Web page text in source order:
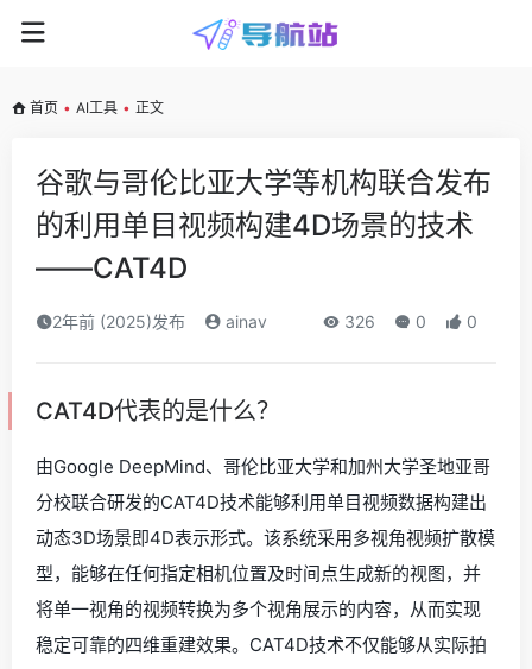
首页 • AI工具 • 正文
谷歌与哥伦比亚大学等机构联合发布
的利用单目视频构建4D场景的技术
——CAT4D
2年前 (2025)发布 ainav 326 0 0
CAT4D代表的是什么？
由Google DeepMind、哥伦比亚大学和加州大学圣地亚哥
分校联合研发的CAT4D技术能够利用单目视频数据构建出
动态3D场景即4D表示形式。该系统采用多视角视频扩散模
型，能够在任何指定相机位置及时间点生成新的视图，并
将单一视角的视频转换为多个视角展示的内容，从而实现
稳定可靠的四维重建效果。CAT4D技术不仅能够从实际拍